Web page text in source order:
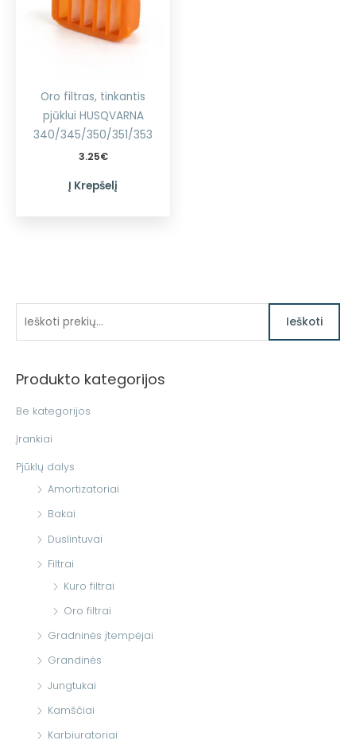
k
i
Ieškoti
Produkto kategorijos
Be kategorijos
Įrankiai
Pjūklų dalys
Amortizatoriai
Bakai
Duslintuvai
Filtrai
Kuro filtrai
Oro filtrai
Gradninės įtempėjai
Grandinės
Jungtukai
Kamščiai
Karbiuratoriai
Oro filtras, tinkantis
pjūklui HUSQVARNA
340/345/350/351/353
3.25€
Į Krepšelį